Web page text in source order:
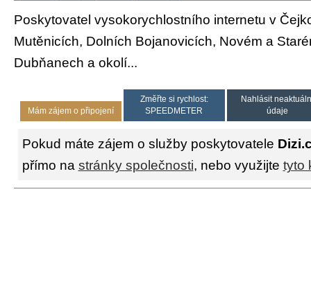
Poskytovatel vysokorychlostního internetu v
Mutěnicích, Dolních Bojanovicích, Novém a
Dubňanech a okolí...
Mám zájem o připojení
Změřte si rychlost:
SPEEDMETER
Nahlásit
údaje
Pokud máte zájem o služby poskytovatele
přímo na stránky společnosti, nebo využijte tyto